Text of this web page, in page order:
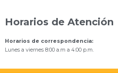
Horarios de Atención
Horarios de correspondencia:
Lunes a viernes 8:00 a.m a 4:00 p.m.